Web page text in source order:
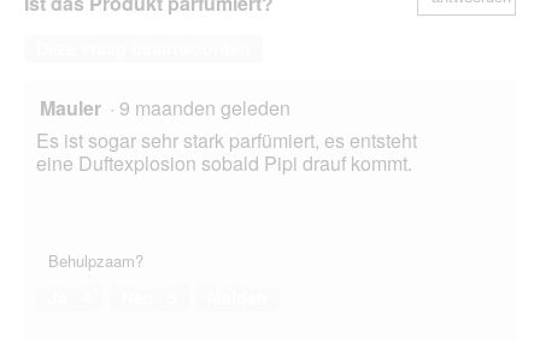
Mauler · 9 maanden geleden
Es ist sogar sehr stark parfümiert, es entsteht
eine Duftexplosion sobald Pipi drauf kommt.
Behulpzaam?